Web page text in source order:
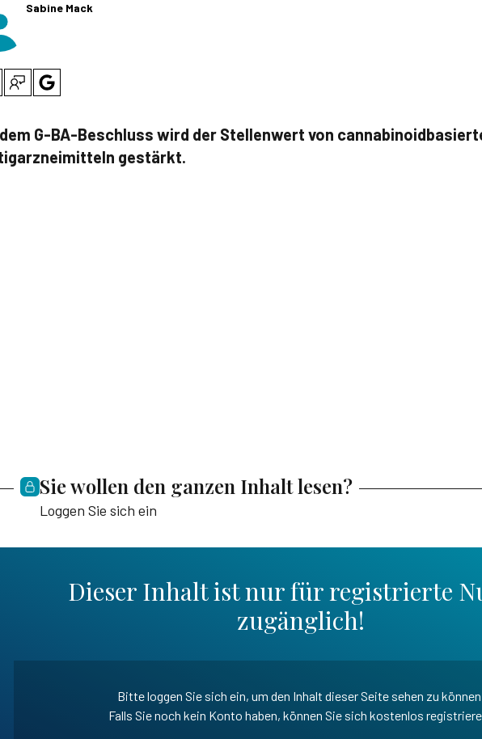
Sabine Mack
G-BA-Beschluss wird der Stellenwert von
gestärkt.
Sie wollen den ganzen Inhalt lesen?
Loggen Sie sich ein
Dieser Inhalt ist nur für registrierte
zugänglich!
Bitte loggen Sie sich ein, um den Inhalt dieser Seite sehen zu
Falls Sie noch kein Konto haben, können Sie sich kostenlos